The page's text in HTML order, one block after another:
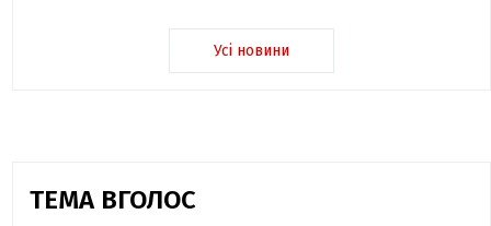
Усі новини
ТЕМА ВГОЛОС